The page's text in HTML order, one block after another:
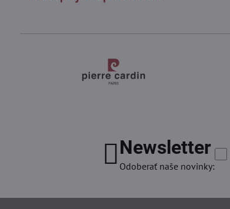
Newsletter
Odoberať naše novinky: